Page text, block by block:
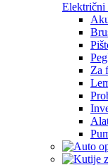
Električni
Za